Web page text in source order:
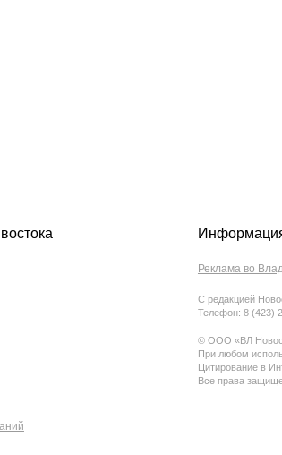
Реклама во
С редакцией
Телефон: 8 (423)
© ООО «ВЛ
При любом
Цитирование в
Все права